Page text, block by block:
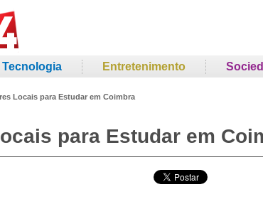
Tecnologia Entretenimento
Locais para Estudar em Coimbra
para Estudar em